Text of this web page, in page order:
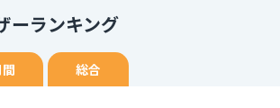
ーランキング
総合